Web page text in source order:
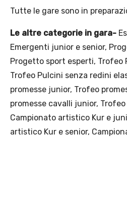
Tutte le gare sono in
Le altre categorie in gara-
Emergenti junior e senior,
Progetto sport esperti, Trofeo
Trofeo Pulcini senza redini
promesse junior, Trofeo
promesse cavalli junior, Trofeo
Campionato artistico Kur e
artistico Kur e senior,